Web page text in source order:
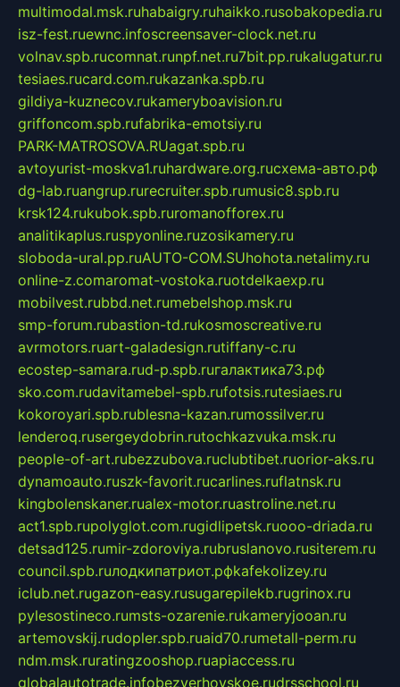
multimodal.msk.ruhabaigry.ruhaikko.rusobakopedia.ru
isz-fest.ruewnc.infoscreensaver-clock.net.ru
volnav.spb.rucomnat.runpf.net.ru7bit.pp.rukalugatur.ru
tesiaes.rucard.com.rukazanka.spb.ru
gildiya-kuznecov.rukameryboavision.ru
griffoncom.spb.rufabrika-emotsiy.ru
PARK-MATROSOVA.RUagat.spb.ru
avtoyurist-moskva1.ruhardware.org.ruсхема-авто.рф
dg-lab.ruangrup.rurecruiter.spb.rumusic8.spb.ru
krsk124.rukubok.spb.ruromanofforex.ru
analitikaplus.ruspyonline.ruzosikamery.ru
sloboda-ural.pp.ruAUTO-COM.SUhohota.netalimy.ru
online-z.comaromat-vostoka.ruotdelkaexp.ru
mobilvest.rubbd.net.rumebelshop.msk.ru
smp-forum.rubastion-td.rukosmoscreative.ru
avrmotors.ruart-galadesign.rutiffany-c.ru
ecostep-samara.rud-p.spb.ruгалактика73.рф
sko.com.rudavitamebel-spb.rufotsis.rutesiaes.ru
kokoroyari.spb.rublesna-kazan.rumossilver.ru
lenderoq.rusergeydobrin.rutochkazvuka.msk.ru
people-of-art.rubezzubova.ruclubtibet.ruorior-aks.ru
dynamoauto.ruszk-favorit.rucarlines.ruflatnsk.ru
kingbolenskaner.rualex-motor.ruastroline.net.ru
act1.spb.rupolyglot.com.rugidlipetsk.ruooo-driada.ru
detsad125.rumir-zdoroviya.rubruslanovo.rusiterem.ru
council.spb.ruлодкипатриот.рфkafekolizey.ru
iclub.net.rugazon-easy.rusugarepilekb.rugrinox.ru
pylesostineco.rumsts-ozarenie.rukameryjooan.ru
artemovskij.rudopler.spb.ruaid70.rumetall-perm.ru
ndm.msk.ruratingzooshop.ruapiaccess.ru
globalautotrade.infobezverhovskoe.rudrsschool.ru